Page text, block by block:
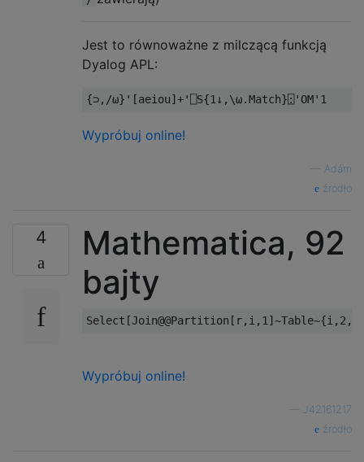
Jest to równoważne z milczącą funkcją
Dyalog APL:
{⊃,/⍵} '[aeiou]+' S{1 ↓, \⍵.Match}⍠ 'OM' 1
Wypróbuj online!
Adám
źródło
4
Mathematica, 92
bajty
Wypróbuj online!
J42161217
źródło